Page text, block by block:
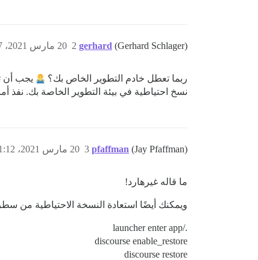
gerhard (Gerhard Schlager) 20 مارس 2021، 10:57ص 2
ربما تعطل خادم التطوير الخاص بك؟
نسخ احتياطية في بيئة التطوير الخاصة بك. نفذ
pfaffman (Jay Pfaffman) 20 مارس 2021، 11:12ص 3
ما قاله غيرهارد!
ويمكنك أيضًا استعادة النسخة الاحتياطية من
./launcher enter app
discourse enable_restore
discourse restore